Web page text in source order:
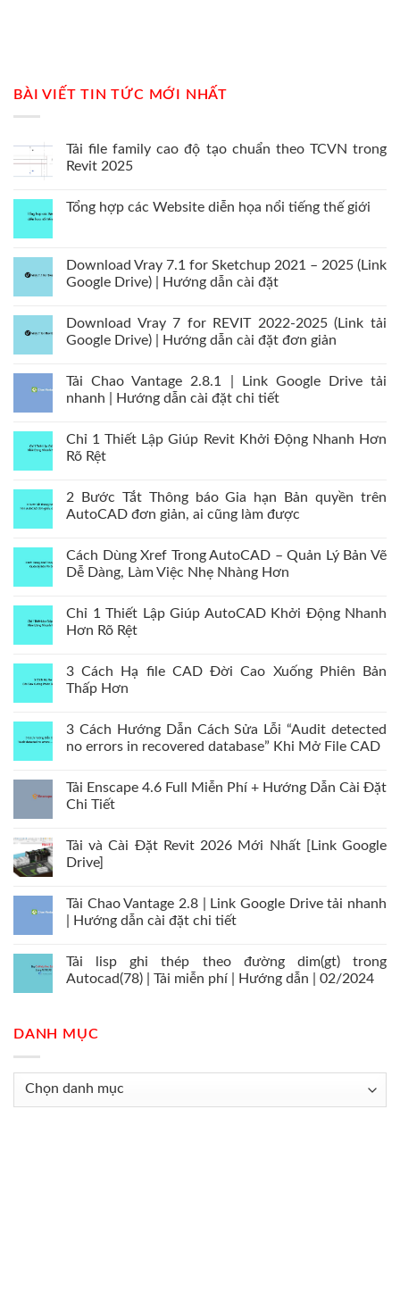
BÀI VIẾT TIN TỨC MỚI NHẤT
Tải file family cao độ tạo chuẩn theo TCVN trong
Revit 2025
Tổng hợp các Website diễn họa nổi tiếng thế giới
Download Vray 7.1 for Sketchup 2021 – 2025 (Link
Google Drive) | Hướng dẫn cài đặt
Download Vray 7 for REVIT 2022-2025 (Link tải
Google Drive) | Hướng dẫn cài đặt đơn giản
Tải Chao Vantage 2.8.1 | Link Google Drive tải
nhanh | Hướng dẫn cài đặt chi tiết
Chỉ 1 Thiết Lập Giúp Revit Khởi Động Nhanh Hơn
Rõ Rệt
2 Bước Tắt Thông báo Gia hạn Bản quyền trên
AutoCAD đơn giản, ai cũng làm được
Cách Dùng Xref Trong AutoCAD – Quản Lý Bản Vẽ
Dễ Dàng, Làm Việc Nhẹ Nhàng Hơn
Chỉ 1 Thiết Lập Giúp AutoCAD Khởi Động Nhanh
Hơn Rõ Rệt
3 Cách Hạ file CAD Đời Cao Xuống Phiên Bản
Thấp Hơn
3 Cách Hướng Dẫn Cách Sửa Lỗi “Audit detected
no errors in recovered database” Khi Mở File CAD
Tải Enscape 4.6 Full Miễn Phí + Hướng Dẫn Cài Đặt
Chi Tiết
Tải và Cài Đặt Revit 2026 Mới Nhất [Link Google
Drive]
Tải Chao Vantage 2.8 | Link Google Drive tải nhanh
| Hướng dẫn cài đặt chi tiết
Tải lisp ghi thép theo đường dim(gt) trong
Autocad(78) | Tải miễn phí | Hướng dẫn | 02/2024
DANH MỤC
Danh